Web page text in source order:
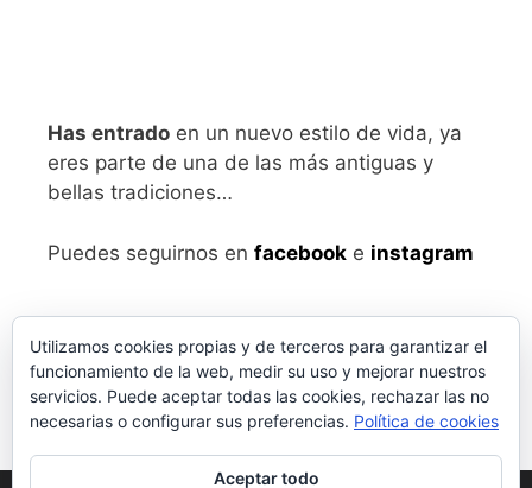
Has entrado en un nuevo estilo de vida, ya
eres parte de una de las más antiguas y
bellas tradiciones…
Puedes seguirnos en facebook e instagram
Utilizamos cookies propias y de terceros para garantizar el
funcionamiento de la web, medir su uso y mejorar nuestros
servicios. Puede aceptar todas las cookies, rechazar las no
necesarias o configurar sus preferencias. Política de cookies
Aceptar todo